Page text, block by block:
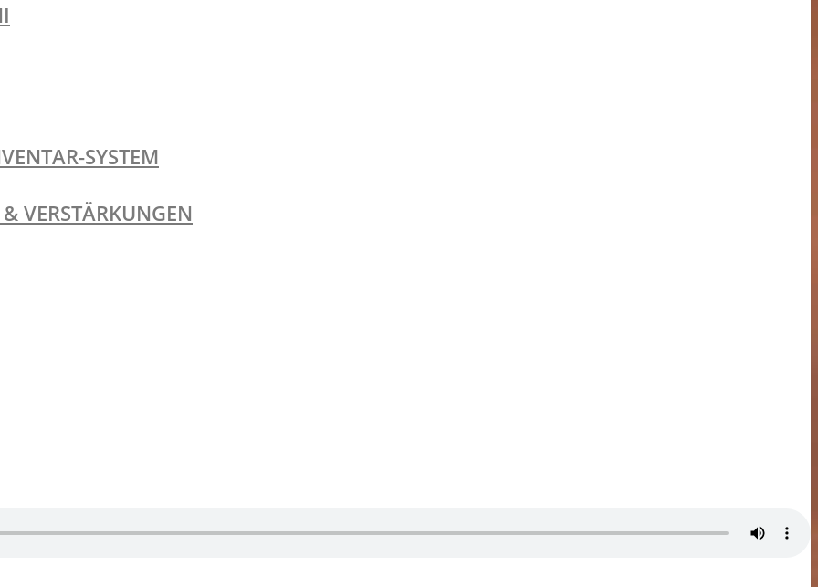
SYSTEM
VERSTÄRKUNGEN